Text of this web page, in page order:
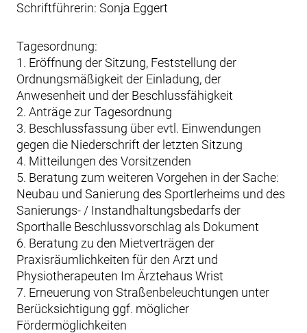
Schriftführerin: Sonja Eggert
Tagesordnung:
1. Eröffnung der Sitzung, Feststellung der
Ordnungsmäßigkeit der Einladung, der
Anwesenheit und der Beschlussfähigkeit
2. Anträge zur Tagesordnung
3. Beschlussfassung über evtl. Einwendungen
gegen die Niederschrift der letzten Sitzung
4. Mitteilungen des Vorsitzenden
5. Beratung zum weiteren Vorgehen in der Sache:
Neubau und Sanierung des Sportlerheims und des
Sanierungs- / Instandhaltungsbedarfs der
Sporthalle Beschlussvorschlag als Dokument
6. Beratung zu den Mietverträgen der
Praxisräumlichkeiten für den Arzt und
Physiotherapeuten Im Ärztehaus Wrist
7. Erneuerung von Straßenbeleuchtungen unter
Berücksichtigung ggf. möglicher
Fördermöglichkeiten